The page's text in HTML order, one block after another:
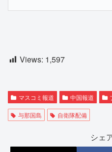
Views: 1,597
マスコミ報道 中国報道
与那国島 自衛隊配備
シェ